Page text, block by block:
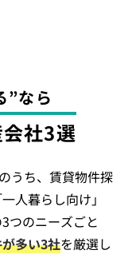
”なら
社3選
うち、賃貸物件探
人暮らし向け」
つのニーズごと
多い3社を厳選し